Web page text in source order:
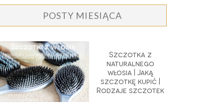
POSTY MIESIĄCA
Szczotka z
naturalnego
włosia | Jaką
szczotkę kupić |
Rodzaje szczotek